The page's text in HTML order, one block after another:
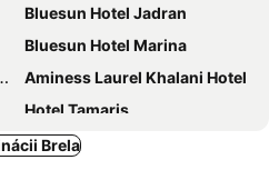
Bluesun Hotel Jadran
Bluesun Hotel Marina
Aminess Laurel Khalani Hotel
Hotel Tamaris
Hotel Alem
Brela